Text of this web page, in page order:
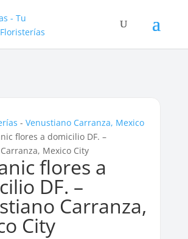
- Venustiano Carranza, Mexico
flores a domicilio DF. –
Mexico City
flores a
DF. –
Carranza,
City